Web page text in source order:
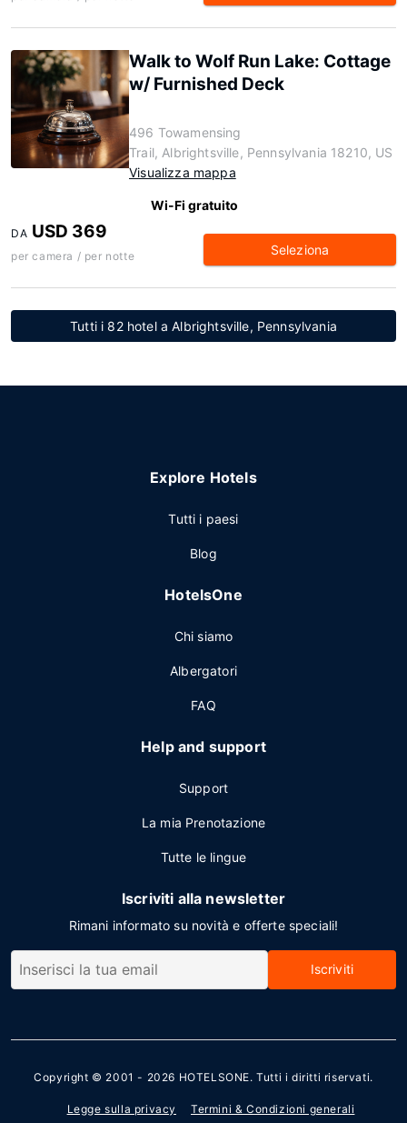
Walk to Wolf Run Lake: Cottage
w/ Furnished Deck
496 Towamensing
Trail, Albrightsville, Pennsylvania 18210, US
Visualizza mappa
Wi-Fi gratuito
DA USD 369
per camera / per notte Seleziona
Tutti i 82 hotel a Albrightsville, Pennsylvania
Explore Hotels
Tutti i paesi
Blog
HotelsOne
Chi siamo
Albergatori
FAQ
Help and support
Support
La mia Prenotazione
Tutte le lingue
Iscriviti alla newsletter
Rimani informato su novità e offerte speciali!
Iscriviti
Copyright © 2001 - 2026 HOTELSONE. Tutti i diritti riservati.
Legge sulla privacy Termini & Condizioni generali